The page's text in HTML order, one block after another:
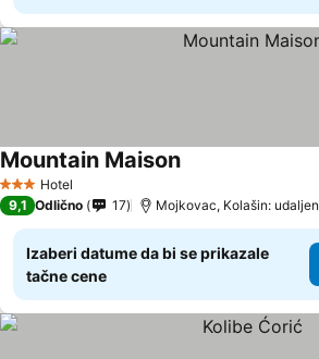
3 Zvezdice
Hotel
Mountain Maison
9,1 Odlično 17 Mojkovac, Kolašin:
Izaberi datume da bi se prikazale
tačne cene